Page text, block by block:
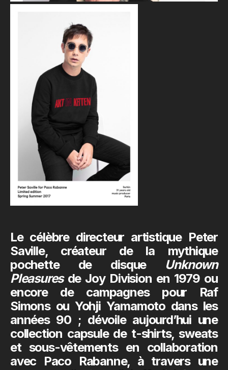
Le célèbre directeur artistique Peter
Saville, créateur de la mythique
pochette de disque Unknown
Pleasuresde Joy Division en 1979 ou
encore de campagnes pour Raf
Simons ou Yohji Yamamotodans les
années 90 ; dévoile aujourd’hui une
collection capsule de t-shirts, sweats
et sous-vêtements en collaboration
avec Paco Rabanne, à travers une